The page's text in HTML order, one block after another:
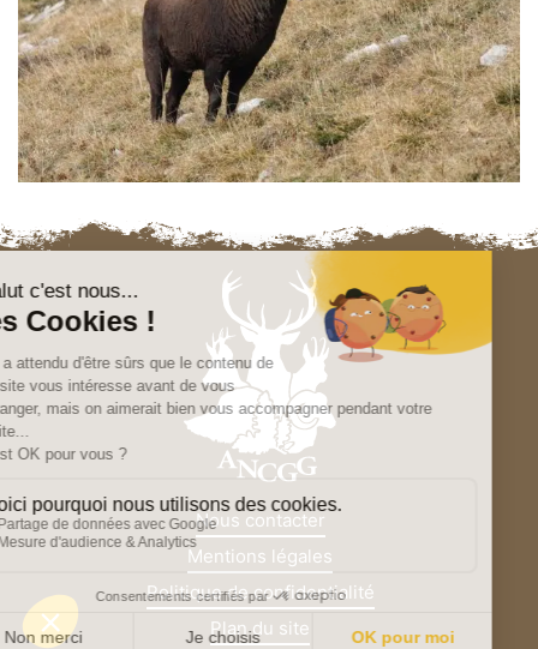
Nous contacter
Mentions légales
Politique de confidentialité
Plan du site